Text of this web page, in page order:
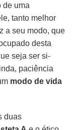
de uma
tanto melhor
a seu modo, que
desta
seja ser si-
paciência
modo de vida
duas